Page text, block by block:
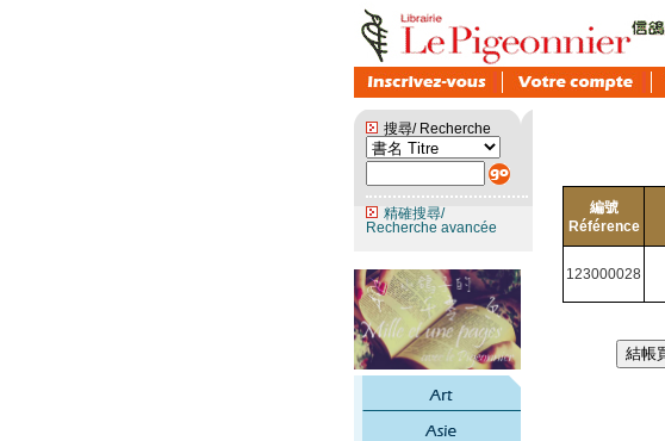
搜尋/ Recherche
精確搜尋/
Recherche avancée
編號
Référence
123000028